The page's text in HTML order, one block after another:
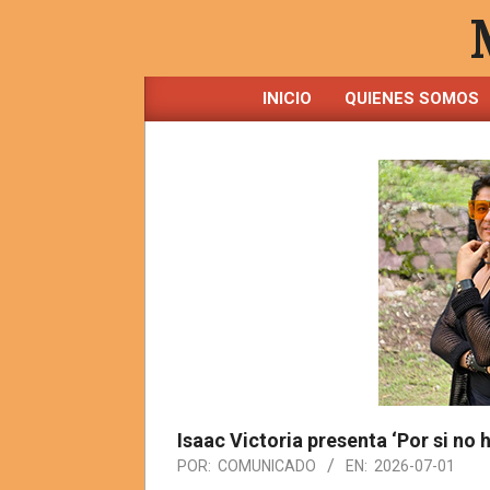
INICIO QUIENES SOMOS
Isaac Victoria presenta ‘Por si no
POR: COMUNICADO EN: 2026-07-01